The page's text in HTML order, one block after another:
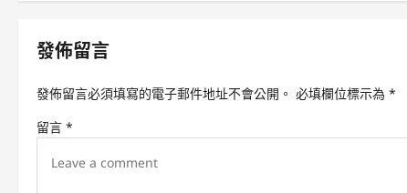
n
a
v
i
發佈留言
發佈留言必須填寫的電子郵件地址不會公開。 必填欄位標示為 *
留言 *